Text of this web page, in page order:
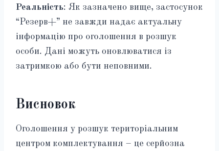
Реальність: Як зазначено вище, застосунок
“Резерв+” не завжди надає актуальну
інформацію про оголошення в розшук
особи. Дані можуть оновлюватися із
затримкою або бути неповними.
Висновок
Оголошення у розшук територіальним
центром комплектування – це серйозна